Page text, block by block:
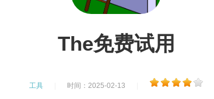
The免费试用
工具 时间：2025-02-13